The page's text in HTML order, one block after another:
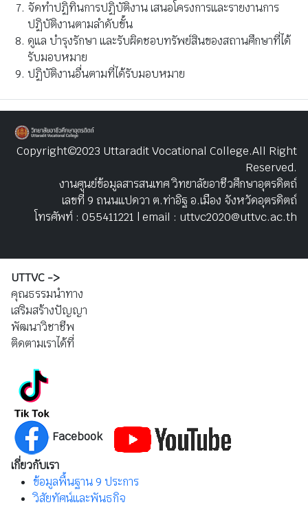
จัดทำปฏิทินการปฏิบัติงาน เสนอโครงการและรายงานการ
ปฏิบัติงานตามลำดับขั้น
ดูแล บำรุงรักษา และรับผิดชอบทรัพย์สินของสถานศึกษาที่ได้
รับมอบหมาย
ปฏิบัติงานอื่นตามที่ได้รับมอบหมาย
Copyright©2023 Uttaradit Vocational College.All Right
Reserved.
งานศูนย์ข้อมูลสารสนเทศ วิทยาลัยอาชีวศึกษาอุตรดิตถ์
เลขที่ 9 ถนนแปดวา ต.ท่าอิฐ อ.เมือง จังหวัดอุตรดิตถ์
โทรศัพท์ : 055411221 | email : uttvc2020@uttvc.ac.th
UTTVC ->
คุณธรรมนำทาง
เสริมสร้างปัญญา
พัฒนาวิชาชีพ
ติดตามเราได้ที่
Facebook
เกี่ยวกับเรา
ข้อมูลพื้นฐาน 9 ประการ
วิสัยทัศน์และพันธกิจ